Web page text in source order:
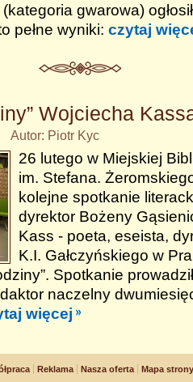
gwarowa)
pełne wyniki: czytaj
Wojciecha
Autor: Piotr Kyc
26 lutego w Miejskiej
im. Stefana.
kolejne spotkanie
dyrektor Bożeny
Kass - poeta, eseista,
K.I. Gałczyńskiego w
Spotkanie
naczelny
więcej
Reklama Nasza oferta Mapa strony